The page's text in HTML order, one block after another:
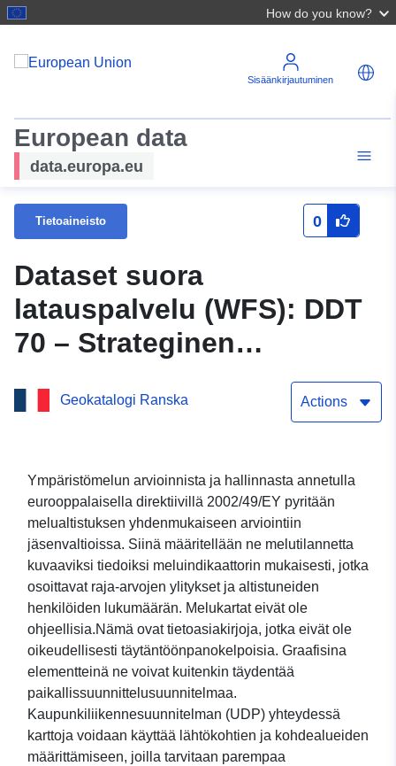
How do you know?
Sisäänkirjautuminen
European data
data.europa.eu
Tietoaineisto 0
Dataset suora
latauspalvelu (WFS): DDT
70 – Strateginen
melukartta. Tyypin C NUIT
kortti Haute-Saônessa
latauspalvelu (WFS): DDT
70 – Strateginen
melukartta. Tyypin C NUIT
kortti Haute-Saônessa
Geokatalogi Ranska Actions
Ympäristömelun arvioinnista ja hallinnasta annetulla
eurooppalaisella direktiivillä 2002/49/EY pyritään
melualtistuksen yhdenmukaiseen arviointiin
jäsenvaltioissa. Siinä määritellään ne melutilannetta
kuvaaviksi tiedoiksi meluindikaattorin mukaisesti, jotka
osoittavat raja-arvojen ylitykset ja altistuneiden
henkilöiden lukumäärän. Melukartat eivät ole
ohjeellisia.Nämä ovat tietoasiakirjoja, jotka eivät ole
oikeudellisesti täytäntöönpanokelpoisia. Graafisina
elementteinä ne voivat kuitenkin täydentää
paikallissuunnittelusuunnitelmaa.
Kaupunkiliikennesuunnitelman (UDP) yhteydessä
karttoja voidaan käyttää lähtökohtien ja kohdealueiden
määrittämiseen, joilla tarvitaan parempaa